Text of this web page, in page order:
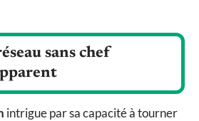
sans chef
intrigue par sa capacité à tourner